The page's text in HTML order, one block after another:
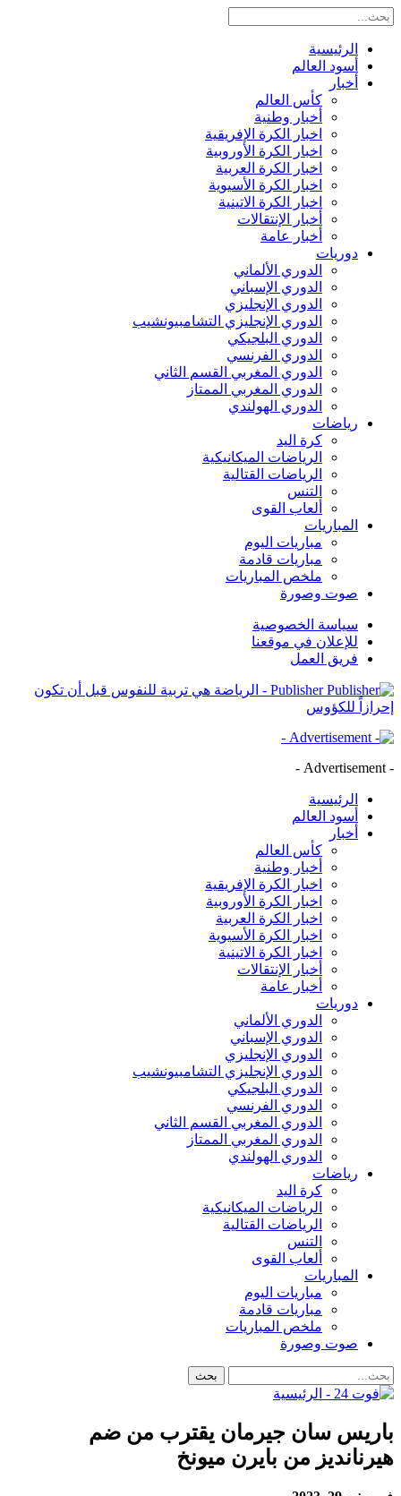
الرئيسية
أسود العالم
أخبار
كأس العالم
أخبار وطنية
اخبار الكرة الإفريقية
اخبار الكرة الأوروبية
اخبار الكرة العربية
اخبار الكرة الأسيوية
اخبار الكرة الاتينية
أخبار الإنتقالات
أخبار عامة
دوريات
الدوري الألماني
الدوري الإسباني
الدوري الإنجليزي
الدوري الإنجليزي التشامبيونشيب
الدوري البلجيكي
الدوري الفرنسي
الدوري المغربي القسم الثاني
الدوري المغربي الممتاز
الدوري الهولندي
رياضات
كرة اليد
الرياضات الميكانيكية
الرياضات القتالية
التنس
ألعاب القوى
المباريات
مباريات اليوم
مباريات قادمة
ملخص المباريات
صوت وصورة
سياسة الخصوصية
للإعلان في موقعنا
فريق العمل
Publisher - الرياضة هي تربية للنفوس قبل أن تكون
إحرازاً للكؤوس
- Advertisement -
الرئيسية
أسود العالم
أخبار
كأس العالم
أخبار وطنية
اخبار الكرة الإفريقية
اخبار الكرة الأوروبية
اخبار الكرة العربية
اخبار الكرة الأسيوية
اخبار الكرة الاتينية
أخبار الإنتقالات
أخبار عامة
دوريات
الدوري الألماني
الدوري الإسباني
الدوري الإنجليزي
الدوري الإنجليزي التشامبيونشيب
الدوري البلجيكي
الدوري الفرنسي
الدوري المغربي القسم الثاني
الدوري المغربي الممتاز
الدوري الهولندي
رياضات
كرة اليد
الرياضات الميكانيكية
الرياضات القتالية
التنس
ألعاب القوى
المباريات
مباريات اليوم
مباريات قادمة
ملخص المباريات
صوت وصورة
باريس سان جيرمان يقترب من ضم
هيرنانديز من بايرن ميونخ